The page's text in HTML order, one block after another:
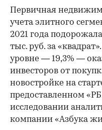
Первичная
учета элитного
2021 года
тыс. руб. за
уровне — 19,3% —
инвесторов от
новостройке на
предоставленном
исследовании
компании «Азбука